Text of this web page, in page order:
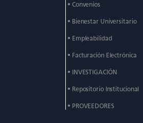
• Convenios
• Bienestar Universitario
• Empleabilidad
• Facturación Electrónica
• INVESTIGACIÓN
• Repositorio Institucional
• PROVEEDORES